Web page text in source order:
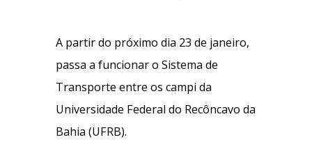
A partir do próximo dia 23 de janeiro,
passa a funcionar o Sistema de
Transporte entre os campi da
Universidade Federal do Recôncavo da
Bahia (UFRB).